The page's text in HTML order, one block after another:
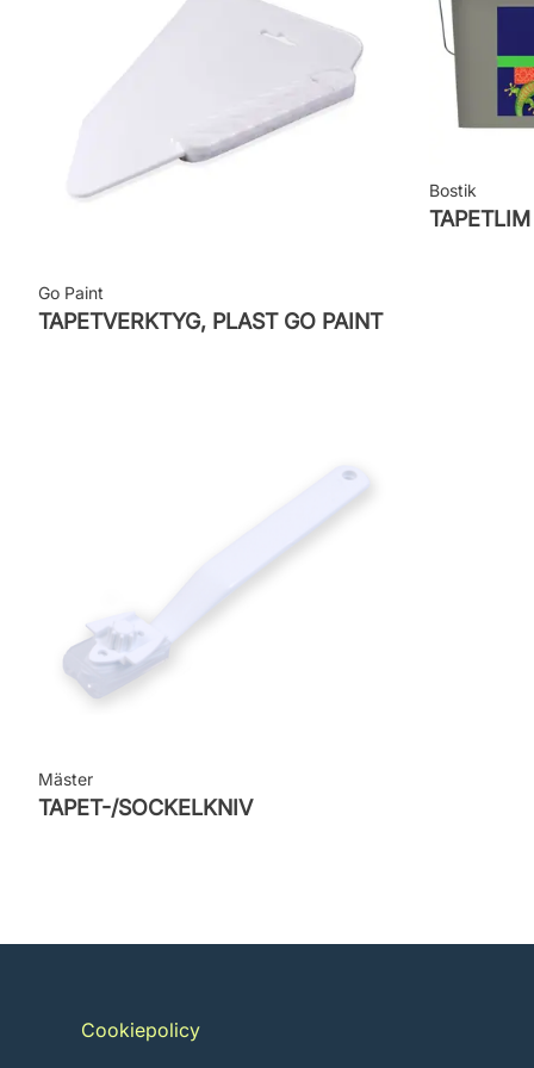
Go Paint
TAPETVERKTYG, PLAST GO PAINT
Bostik
Mäster
TAPET-/SOCKELKNIV
Cookiepolicy